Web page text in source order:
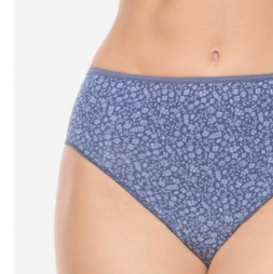
Lencería
Prendas moldeadoras
Hombre
Ortopedia